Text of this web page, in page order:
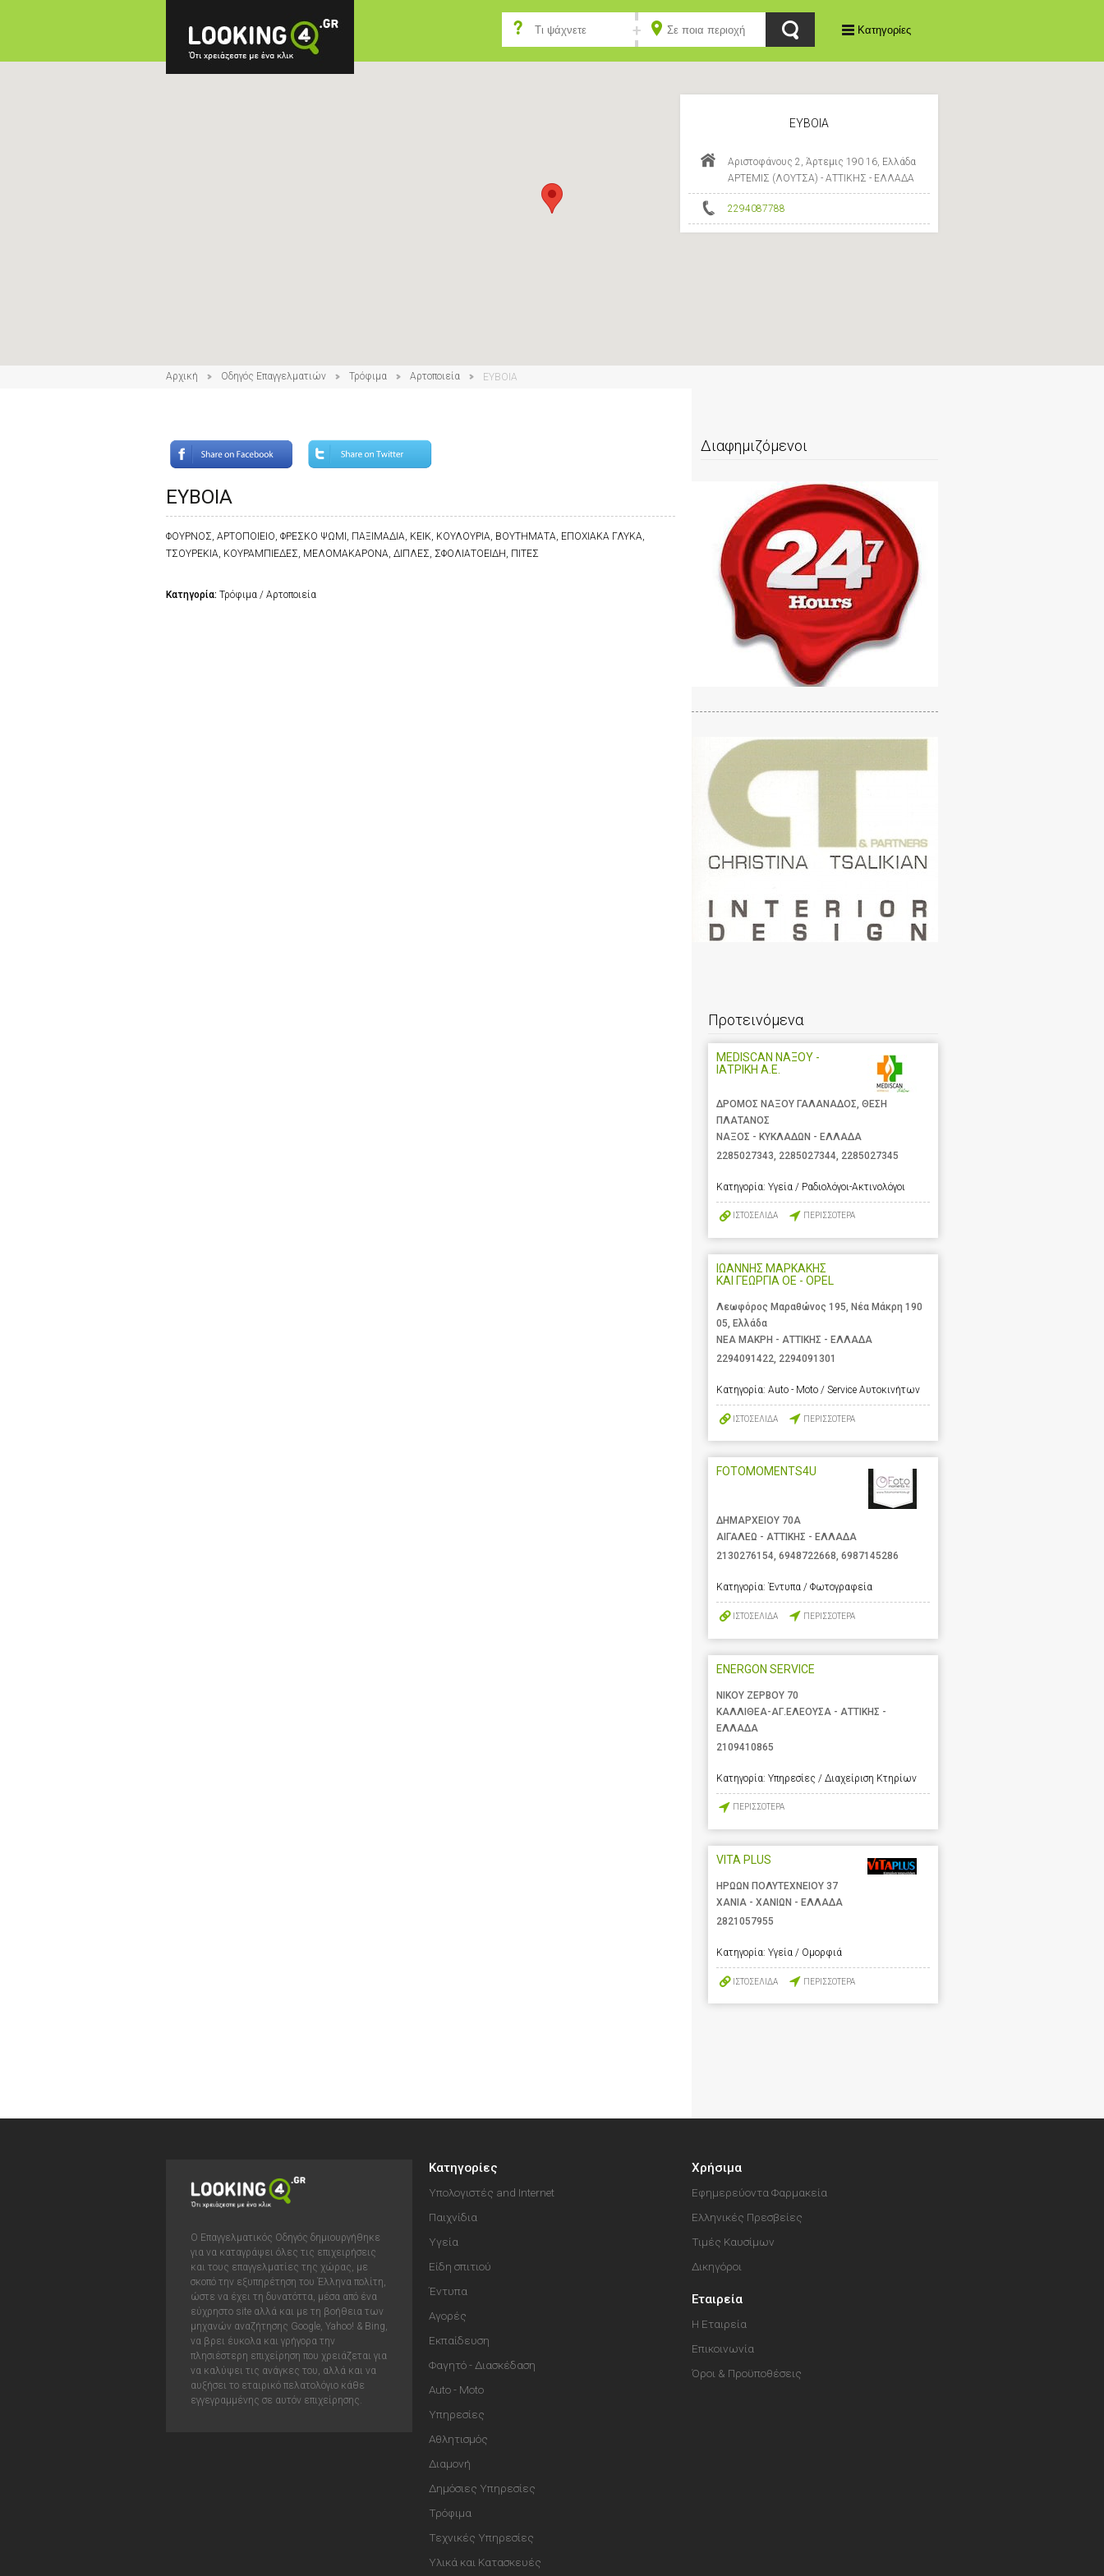
Κατηγορίες
ΕΥΒΟΙΑ
Αριστοφάνους 2, Άρτεμις 190 16, Ελλάδα
ΑΡΤΕΜΙΣ (ΛΟΥΤΣΑ) - ΑΤΤΙΚΗΣ - ΕΛΛΑΔΑ
2294087788
Αρχική Οδηγός Επαγγελματιών Τρόφιμα Αρτοποιεία ΕΥΒΟΙΑ
ΕΥΒΟΙΑ
ΦΟΥΡΝΟΣ, ΑΡΤΟΠΟΙΕΙΟ, ΦΡΕΣΚΟ ΨΩΜΙ, ΠΑΞΙΜΑΔΙΑ, ΚΕΙΚ, ΚΟΥΛΟΥΡΙΑ, ΒΟΥΤΗΜΑΤΑ, ΕΠΟΧΙΑΚΑ ΓΛΥΚΑ,
ΤΣΟΥΡΕΚΙΑ, ΚΟΥΡΑΜΠΙΕΔΕΣ, ΜΕΛΟΜΑΚΑΡΟΝΑ, ΔΙΠΛΕΣ, ΣΦΟΛΙΑΤΟΕΙΔΗ, ΠΙΤΕΣ
Κατηγορία: Τρόφιμα / Αρτοποιεία
Διαφημιζόμενοι
Προτεινόμενα
MEDISCAN ΝΑΞΟΥ -
ΙΑΤΡΙΚΗ Α.Ε.
ΔΡΟΜΟΣ ΝΑΞΟΥ ΓΑΛΑΝΑΔΟΣ, ΘΕΣΗ
ΠΛΑΤΑΝΟΣ
ΝΑΞΟΣ - ΚΥΚΛΑΔΩΝ - ΕΛΛΑΔΑ
2285027343 2285027344 2285027345
Κατηγορία: Υγεία / Ραδιολόγοι-Ακτινολόγοι
ΙΣΤΟΣΕΛΙΔΑ ΠΕΡΙΣΣΟΤΕΡΑ
ΙΩΑΝΝΗΣ ΜΑΡΚΑΚΗΣ
ΚΑΙ ΓΕΩΡΓΙΑ ΟΕ - OPEL
Λεωφόρος Μαραθώνος 195, Νέα Μάκρη 190
05, Ελλάδα
ΝΕΑ ΜΑΚΡΗ - ΑΤΤΙΚΗΣ - ΕΛΛΑΔΑ
2294091422, 2294091301
Κατηγορία: Auto - Moto / Service Αυτοκινήτων
ΙΣΤΟΣΕΛΙΔΑ ΠΕΡΙΣΣΟΤΕΡΑ
FOTOMOMENTS4U
ΔΗΜΑΡΧΕΙΟΥ 70Α
ΑΙΓΑΛΕΩ - ΑΤΤΙΚΗΣ - ΕΛΛΑΔΑ
2130276154, 6948722668, 6987145286
Κατηγορία: Έντυπα / Φωτογραφεία
ΙΣΤΟΣΕΛΙΔΑ ΠΕΡΙΣΣΟΤΕΡΑ
ENERGON SERVICE
ΝΙΚΟΥ ΖΕΡΒΟΥ 70
ΚΑΛΛΙΘΕΑ-ΑΓ.ΕΛΕΟΥΣΑ - ΑΤΤΙΚΗΣ -
ΕΛΛΑΔΑ
2109410865
Κατηγορία: Υπηρεσίες / Διαχείριση Κτηρίων
ΠΕΡΙΣΣΟΤΕΡΑ
VITA PLUS
ΗΡΩΩΝ ΠΟΛΥΤΕΧΝΕΙΟΥ 37
ΧΑΝΙΑ - ΧΑΝΙΩΝ - ΕΛΛΑΔΑ
2821057955
Κατηγορία: Υγεία / Ομορφιά
ΙΣΤΟΣΕΛΙΔΑ ΠΕΡΙΣΣΟΤΕΡΑ
Ο Επαγγελματικός Οδηγός δημιουργήθηκε
για να καταγράψει όλες τις επιχειρήσεις
και τους επαγγελματίες της χώρας, με
σκοπό την εξυπηρέτηση του Έλληνα πολίτη,
ώστε να έχει τη δυνατόττα, μέσα από ένα
εύχρηστο site αλλά και με τη βοήθεια των
μηχανών αναζήτησης Google, Yahoo! & Bing,
να βρει έυκολα και γρήγορα την
πλησιέστερη επιχείρηση που χρειάζεται για
να καλύψει τις ανάγκες του, αλλά και να
αυξήσει το εταιρικό πελατολόγιο κάθε
εγγεγραμμένης σε αυτόν επιχείρησης.
Κατηγορίες
Υπολογιστές and Internet
Παιχνίδια
Υγεία
Είδη σπιτιού
Έντυπα
Αγορές
Εκπαίδευση
Φαγητό - Διασκέδαση
Auto - Moto
Υπηρεσίες
Αθλητισμός
Διαμονή
Δημόσιες Υπηρεσίες
Τρόφιμα
Τεχνικές Υπηρεσίες
Υλικά και Κατασκευές
Χρήσιμα
Εφημερεύοντα Φαρμακεία
Ελληνικές Πρεσβείες
Τιμές Καυσίμων
Δικηγόροι
Εταιρεία
Η Εταιρεία
Επικοινωνία
Όροι & Προϋποθέσεις